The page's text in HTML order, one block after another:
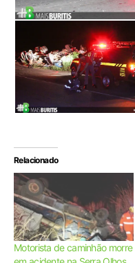
Relacionado
Motorista de caminhão morre